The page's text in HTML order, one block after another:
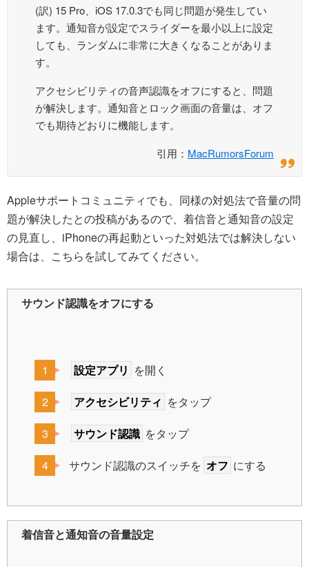
(訳) 15 Pro、iOS 17.0.3でも同じ問題が発生してい
ます。通知音が設定でスライダーを最小以上に設定
しても、ランダムに非常に大きくなることがありま
す。
アクセシビリティの音声認識をオフにすると、問題
が解決します。通知音とロック画面の音量は、オフ
でも期待どおりに機能します。
引用： MacRumorsForum
Appleサポートコミュニティでも、同様の対処法で音量の問
題が解決したとの投稿があるので、着信音と通知音の設定
の見直し、iPhoneの再起動といった対処法では解決しない
場合は、こちらを試してみてください。
サウンド認識をオフにする
設定アプリ を開く
アクセシビリティ をタップ
サウンド認識 をタップ
サウンド認識のスイッチを オフ にする
着信音と通知音の音量設定